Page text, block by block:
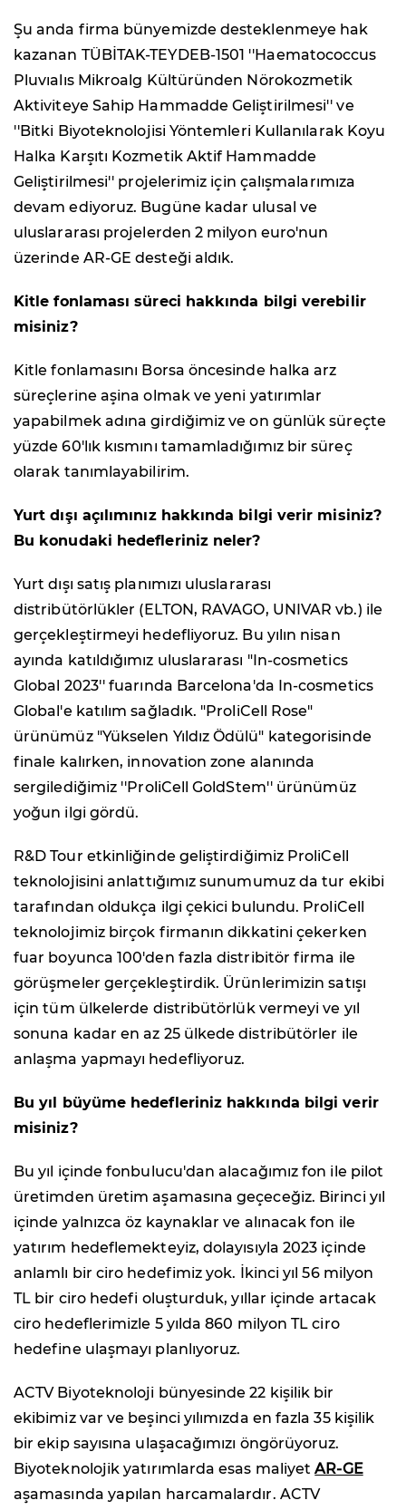
Şu anda firma bünyemizde desteklenmeye hak
kazanan TÜBİTAK-TEYDEB-1501 ''Haematococcus
Pluvıalıs Mikroalg Kültüründen Nörokozmetik
Aktiviteye Sahip Hammadde Geliştirilmesi'' ve
''Bitki Biyoteknolojisi Yöntemleri Kullanılarak Koyu
Halka Karşıtı Kozmetik Aktif Hammadde
Geliştirilmesi'' projelerimiz için çalışmalarımıza
devam ediyoruz. Bugüne kadar ulusal ve
uluslararası projelerden 2 milyon euro'nun
üzerinde AR-GE desteği aldık.
Kitle fonlaması süreci hakkında bilgi verebilir
misiniz?
Kitle fonlamasını Borsa öncesinde halka arz
süreçlerine aşina olmak ve yeni yatırımlar
yapabilmek adına girdiğimiz ve on günlük süreçte
yüzde 60'lık kısmını tamamladığımız bir süreç
olarak tanımlayabilirim.
Yurt dışı açılımınız hakkında bilgi verir misiniz?
Bu konudaki hedefleriniz neler?
Yurt dışı satış planımızı uluslararası
distribütörlükler (ELTON, RAVAGO, UNIVAR vb.) ile
gerçekleştirmeyi hedefliyoruz. Bu yılın nisan
ayında katıldığımız uluslararası "In-cosmetics
Global 2023'' fuarında Barcelona'da In-cosmetics
Global'e katılım sağladık. "ProliCell Rose"
ürünümüz "Yükselen Yıldız Ödülü" kategorisinde
finale kalırken, innovation zone alanında
sergilediğimiz ''ProliCell GoldStem'' ürünümüz
yoğun ilgi gördü.
R&D Tour etkinliğinde geliştirdiğimiz ProliCell
teknolojisini anlattığımız sunumumuz da tur ekibi
tarafından oldukça ilgi çekici bulundu. ProliCell
teknolojimiz birçok firmanın dikkatini çekerken
fuar boyunca 100'den fazla distribitör firma ile
görüşmeler gerçekleştirdik. Ürünlerimizin satışı
için tüm ülkelerde distribütörlük vermeyi ve yıl
sonuna kadar en az 25 ülkede distribütörler ile
anlaşma yapmayı hedefliyoruz.
Bu yıl büyüme hedefleriniz hakkında bilgi verir
misiniz?
Bu yıl içinde fonbulucu'dan alacağımız fon ile pilot
üretimden üretim aşamasına geçeceğiz. Birinci yıl
içinde yalnızca öz kaynaklar ve alınacak fon ile
yatırım hedeflemekteyiz, dolayısıyla 2023 içinde
anlamlı bir ciro hedefimiz yok. İkinci yıl 56 milyon
TL bir ciro hedefi oluşturduk, yıllar içinde artacak
ciro hedeflerimizle 5 yılda 860 milyon TL ciro
hedefine ulaşmayı planlıyoruz.
ACTV Biyoteknoloji bünyesinde 22 kişilik bir
ekibimiz var ve beşinci yılımızda en fazla 35 kişilik
bir ekip sayısına ulaşacağımızı öngörüyoruz.
Biyoteknolojik yatırımlarda esas maliyetAR-GE
aşamasında yapılan harcamalardır. ACTV